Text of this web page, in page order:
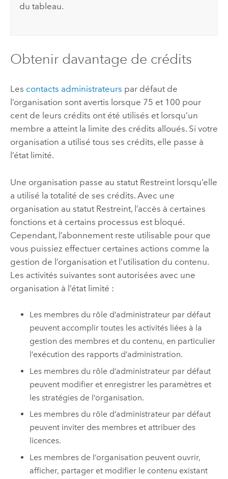
du tableau.
Obtenir davantage de crédits
Les contacts administrateurs par défaut de
l’organisation sont avertis lorsque 75 et 100 pour
cent de leurs crédits ont été utilisés et lorsqu’un
membre a atteint la limite des crédits alloués. Si votre
organisation a utilisé tous ses crédits, elle passe à
l’état limité.
Une organisation passe au statut Restreint lorsqu’elle
a utilisé la totalité de ses crédits. Avec une
organisation au statut Restreint, l’accès à certaines
fonctions et à certains processus est bloqué.
Cependant, l’abonnement reste utilisable pour que
vous puissiez effectuer certaines actions comme la
gestion de l’organisation et l’utilisation du contenu.
Les activités suivantes sont autorisées avec une
organisation à l’état limité :
Les membres du rôle d’administrateur par défaut
peuvent accomplir toutes les activités liées à la
gestion des membres et du contenu, en particulier
l’exécution des rapports d’administration.
Les membres du rôle d’administrateur par défaut
peuvent modifier et enregistrer les paramètres et
les stratégies de l’organisation.
Les membres du rôle d’administrateur par défaut
peuvent inviter des membres et attribuer des
licences.
Les membres de l’organisation peuvent ouvrir,
afficher, partager et modifier le contenu existant